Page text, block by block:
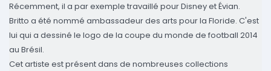
Récemment, il a par exemple travaillé pour Disney et Évian.
Britto a été nommé ambassadeur des arts pour la Floride. C'est
lui qui a dessiné le logo de la coupe du monde de football 2014
au Brésil.
Cet artiste est présent dans de nombreuses collections